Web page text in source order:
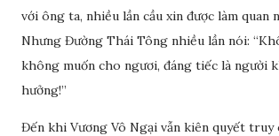
với ông ta, nhiều lần cầu xin được làm quan
Nhưng Đường Thái Tông nhiều lần nói:
không muốn cho ngươi, đáng tiếc là người
hưởng!”
Đến khi Vương Vô Ngại vẫn kiên quyết truy